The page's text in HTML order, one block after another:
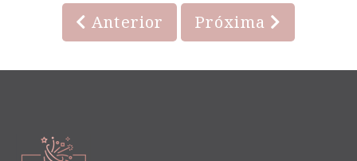
Anterior Próxima